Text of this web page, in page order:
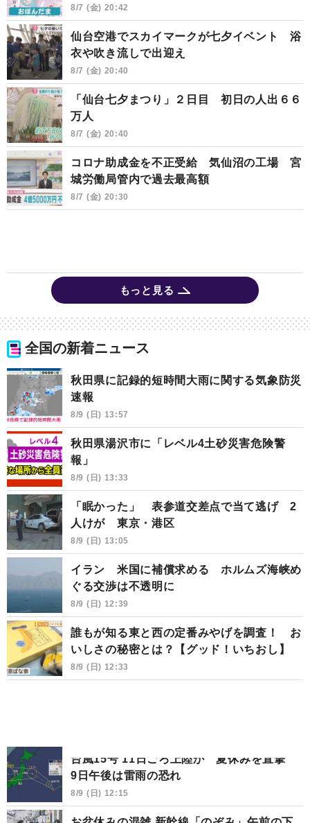
8/7 (金) 20:42
仙台空港でスカイマークが七夕イベント 浴
衣や吹き流しで出迎え
8/7 (金) 20:40
「仙台七夕まつり」２日目 初日の人出６６
万人
8/7 (金) 20:40
コロナ助成金を不正受給 気仙沼の工場 宮
城労働局管内で過去最高額
8/7 (金) 20:30
もっと見る
全国の新着ニュース
秋田県に記録的短時間大雨に関する気象防災
速報
8/9 (日) 13:57
秋田県湯沢市に「レベル4土砂災害危険警
報」
8/9 (日) 13:33
「眠かった」 表参道交差点で当て逃げ 2
人けが 東京・港区
8/9 (日) 13:05
イラン 米国に補償求める ホルムズ海峡め
ぐる交渉は不透明に
8/9 (日) 12:39
誰もが知る東と西の定番みやげを調査！ お
いしさの秘密とは？【グッド！いちおし】
8/9 (日) 12:33
台風15号 11日ごろ上陸か 夏休みを直撃
9日午後は雷雨の恐れ
8/9 (日) 12:15